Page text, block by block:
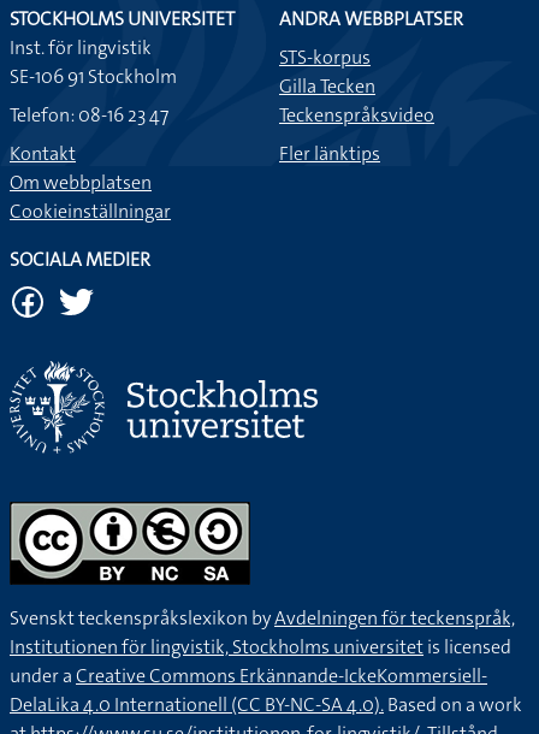
STOCKHOLMS UNIVERSITET
Inst. för lingvistik
SE-106 91 Stockholm
Telefon: 08-16 23 47
Kontakt
Om webbplatsen
Cookieinställningar
ANDRA WEBBPLATSER
STS-korpus
Gilla Tecken
Teckenspråksvideo
Fler länktips
SOCIALA MEDIER
Svenskt teckenspråkslexikon byAvdelningen för teckenspråk,
Institutionen för lingvistik, Stockholms universitetis licensed
under aCreative Commons Erkännande-IckeKommersiell-
DelaLika 4.0 Internationell (CC BY-NC-SA 4.0).Based on a work